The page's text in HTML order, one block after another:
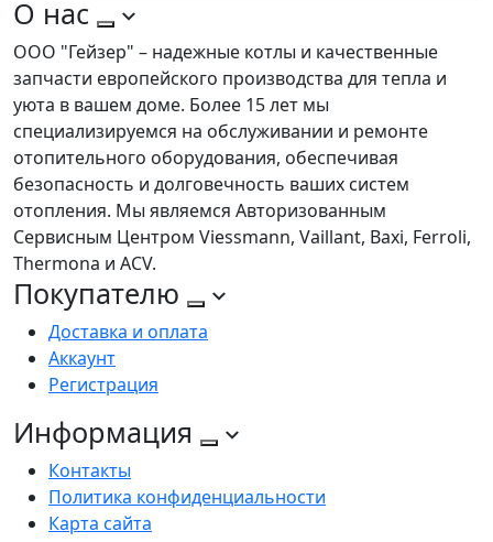
О нас
ООО "Гейзер" – надежные котлы и качественные
запчасти европейского производства для тепла и
уюта в вашем доме. Более 15 лет мы
специализируемся на обслуживании и ремонте
отопительного оборудования, обеспечивая
безопасность и долговечность ваших систем
отопления. Мы являемся Авторизованным
Сервисным Центром Viessmann, Vaillant, Baxi, Ferroli,
Thermona и ACV.
Покупателю
Доставка и оплата
Аккаунт
Регистрация
Информация
Контакты
Политика конфиденциальности
Карта сайта